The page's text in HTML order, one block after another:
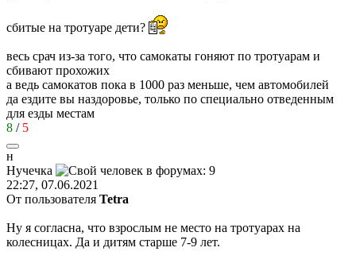
сбитые на тротуаре дети?
весь срач из-за того, что самокаты гоняют по тротуарам и
сбивают прохожих
а ведь самокатов пока в 1000 раз меньше, чем автомобилей
да ездите вы наздоровье, только по специально отведенным
для езды местам
8 / 5
н
Нучечка
22:27, 07.06.2021
От пользователя Tetra
Ну я согласна, что взрослым не место на тротуарах на
колесницах. Да и дитям старше 7-9 лет.